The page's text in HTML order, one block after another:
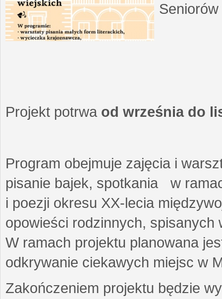
Projekt potrwa od września do
Program obejmuje zajęcia i
pisanie bajek, spotkania w
i poezji okresu XX-lecia
opowieści rodzinnych,
W ramach projektu planowana
odkrywanie ciekawych miejsc w
Zakończeniem projektu będzie